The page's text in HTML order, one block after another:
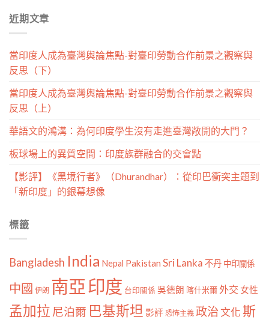
類
近期文章
當印度人成為臺灣輿論焦點-對臺印勞動合作前景之觀察與
反思（下）
當印度人成為臺灣輿論焦點-對臺印勞動合作前景之觀察與
反思（上）
華語文的鴻溝：為何印度學生沒有走進臺灣敞開的大門？
板球場上的異質空間：印度族群融合的交會點
【影評】《黑境行者》（Dhurandhar）：從印巴衝突主題到
「新印度」的銀幕想像
標籤
Bangladesh India Nepal Pakistan Sri Lanka 不丹 中印關係
中國 伊朗 南亞印度 台印關係 吳德朗 喀什米爾外交 女性
孟加拉 尼泊爾 巴基斯坦 影評 恐怖主義 政治文化斯